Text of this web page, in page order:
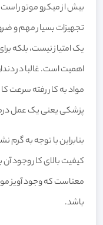
بیش از میکرو موتور
تجهیزات بسیار مهم و
یک امتیاز نیست، بلکه
اهمیت است. غالبا در
مواد به کار رفته سرعت
پزشکی یعنی یک عمل
بنابراین با توجه به
کیفیت بالای کار وجود
معناست که وجود آویز
باشد.